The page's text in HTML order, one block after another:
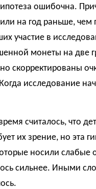
ошибочна.
на год раньше, чем
участие в
монеты на две
скорректированы
исследование
считалось, что
их зрение, но эта
носили слабые
сильнее. Иными